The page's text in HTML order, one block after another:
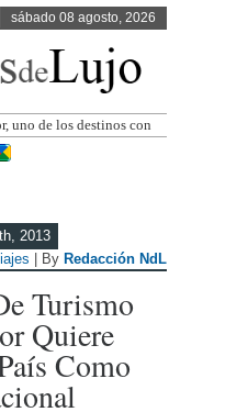
sábado 08 agosto, 2026
uno de los destinos con
de Centroamérica
2013
| By Redacción NdL
Turismo
Quiere
Como